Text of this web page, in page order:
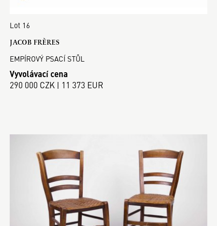
Lot 16
JACOB FRÈRES
EMPÍROVÝ PSACÍ STŮL
Vyvolávací cena
290 000 CZK | 11 373 EUR